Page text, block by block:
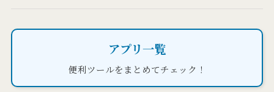
アプリ一覧
便利ツールをまとめてチェック！